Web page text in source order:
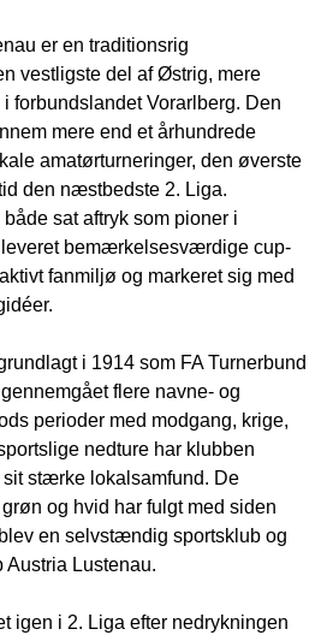
er en traditionsrig
vestligste del af Østrig, mere
forbundslandet Vorarlberg. Den
mere end et århundrede
amatørturneringer, den øverste
den næstbedste 2. Liga.
sat aftryk som pioner i
bemærkelsesværdige cup-
fanmiljø og markeret sig med
i 1914 som FA Turnerbund
flere navne- og
perioder med modgang, krige,
nedture har klubben
sit stærke lokalsamfund. De
og hvid har fulgt med siden
en selvstændig sportsklub og
Austria Lustenau.
igen i 2. Liga efter nedrykningen